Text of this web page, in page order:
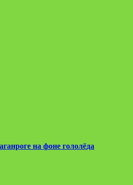
на фоне гололёда